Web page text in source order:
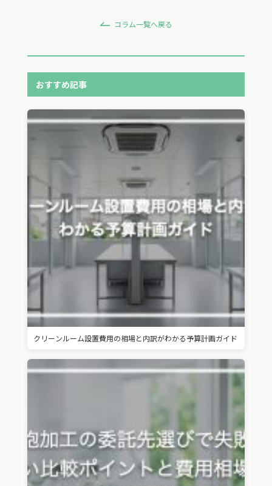
コラム一覧へ戻る
おすすめ記事
クリーンルーム設置費用の相場と内訳がわかる予算計画ガイド